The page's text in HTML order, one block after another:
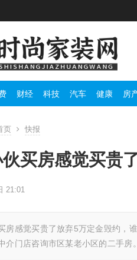
财经 科技 汽车 健康 房
页 快报
买房感觉买贵
21:01
房感觉买贵了放弃5万定金毁约，
介门店咨询市区某老小区的二手